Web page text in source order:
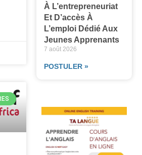
À L’entrepreneuriat
Et D’accès À
L’emploi Dédié Aux
Jeunes Apprenants
7 août 2026
POSTULER »